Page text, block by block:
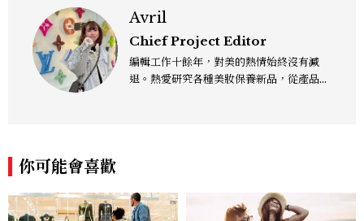
Avril
Chief Project Editor
編輯工作十餘年，對美的熱情始終沒有減
退。熱愛研究各種美妝保養新品，從產品理
你可能會喜歡